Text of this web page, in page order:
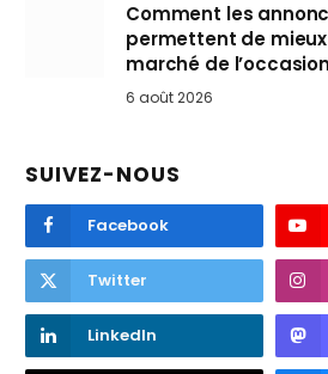
Comment les
permettent de
marché de l’occasion
6 août 2026
SUIVEZ-NOUS
Facebook
Twitter
LinkedIn